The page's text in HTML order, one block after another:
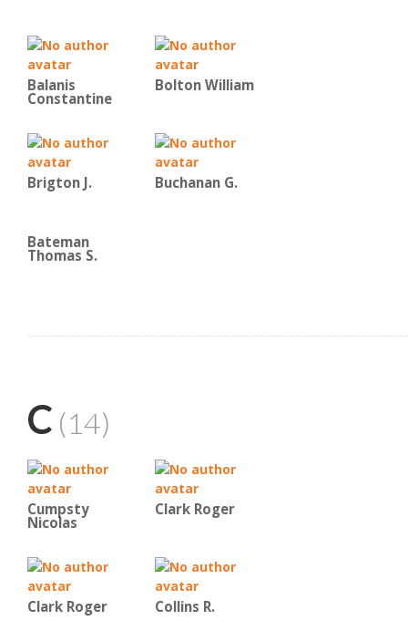
Balanis
Constantine
Bolton William
Brigton J. Buchanan G.
Bateman
Thomas S.
C (14)
Cumpsty
Nicolas
Clark Roger
Clark Roger Collins R.